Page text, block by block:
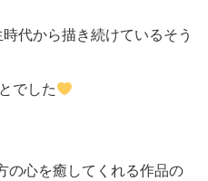
代から描き続けているそう
でした
の心を癒してくれる作品の